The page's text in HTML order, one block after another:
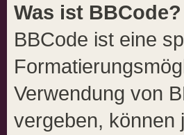
Was ist BBCode?
BBCode ist eine
Verwendung von
vergeben, können